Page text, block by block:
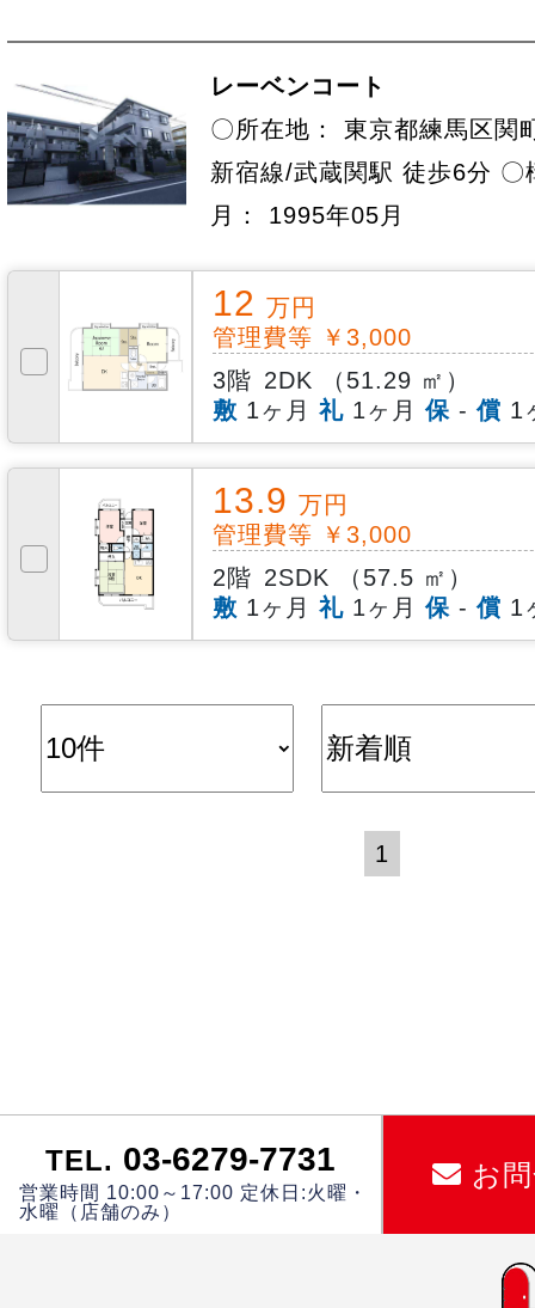
レーベンコート
〇所在地： 東京都練馬区関
新宿線/武蔵関駅 徒歩6分
月： 1995年05月
12万円
管理費等 ￥3,000
3階 2DK （51.29 ㎡）
敷 1ヶ月 礼 1ヶ月 保 - 償 1
13.9万円
管理費等 ￥3,000
2階 2SDK （57.5 ㎡）
敷 1ヶ月 礼 1ヶ月 保 - 償 1
1
TEL. 03-6279-7731
営業時間 10:00～17:00 定休日:火曜・
水曜（店舗のみ）
お